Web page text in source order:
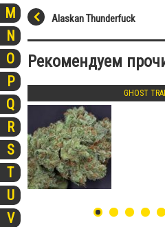
M
N
O
P
Q
R
S
T
U
V
Alaskan Thunderfuck
Рекомендуем
GHOST